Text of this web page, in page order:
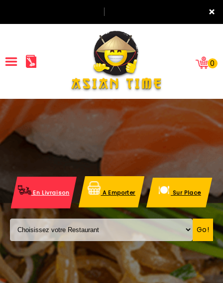
×
ACCUEIL
LA CARTE
VOS AVIS
MENTIONS LÉGALES
C.G.V
0
En Livraison A Emporter Sur Place
Go!